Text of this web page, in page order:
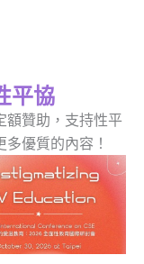
平協
額贊助，支持性平
優質的內容！